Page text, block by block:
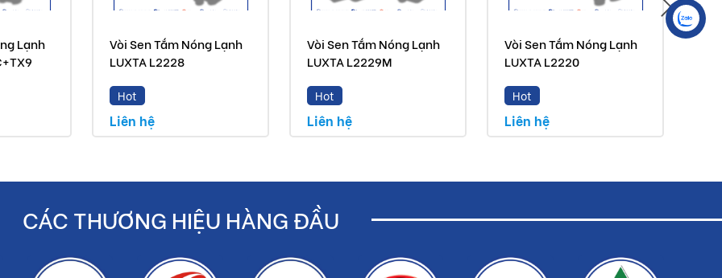
chính hãng
Lạnh
Vòi Sen Tắm Nóng Lạnh
LUXTA L2228
Hot
Liên hệ
Vòi Sen Tắm Nóng Lạnh
LUXTA L2229M
Hot
Liên hệ
Vòi Sen Tắm Nóng Lạnh
LUXTA L2220
Hot
Liên hệ
CÁC THƯƠNG HIỆU HÀNG ĐẦU